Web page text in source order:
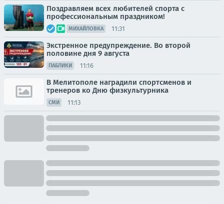
Поздравляем всех любителей спорта с
профессиональным праздником!
МИХАЙЛОВКА 11:31
Экстренное предупреждение. Во второй
половине дня 9 августа
ПАБЛИКИ 11:16
В Мелитополе наградили спортсменов и
тренеров ко Дню физкультурника
СМИ 11:13